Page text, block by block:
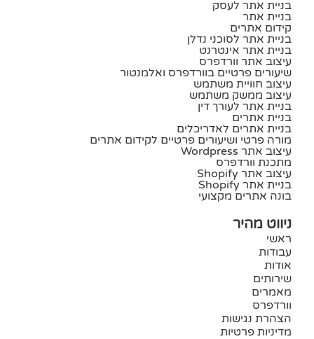
בניית אתר לעסק
בניית אתר
קידום אתרים
בניית אתר לסוכני נדלן
בניית אתר אינטרנט
עיצוב אתר וורדפרס
שיעורים פרטיים בוורדפרס ואלמנטור
עיצוב חוויית משתמש
עיצוב ממשק משתמש
בניית אתר לעורך דין
בניית אתרים
בניית אתרים לאדריכלים
מורה פרטי ושיעורים פרטיים לקידום אתרים
עיצוב אתר Wordpress
מתכנת וורדפרס
עיצוב אתר Shopify
בניית אתר Shopify
בונה אתרים מקצועי
ניווט מהיר
ראשי
עבודות
אודות
שירותים
מאמרים
וורדפרס
הצהרת נגישות
מדיניות פרטיות